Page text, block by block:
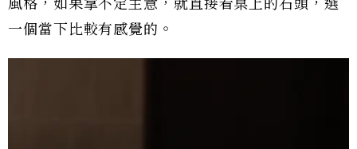
風格，如果拿不定主意，就直接看桌上的石頭，選
一個當下比較有感覺的。